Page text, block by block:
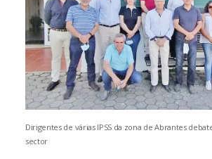
Dirigentes de várias IPSS da zona de Abrantes
sector